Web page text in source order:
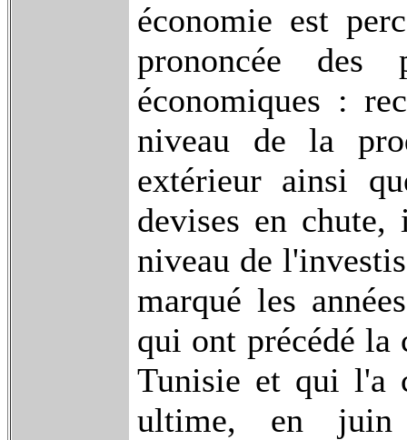
économie est
prononcée des
économiques :
niveau de la
extérieur ainsi
devises en
niveau de
marqué les
qui ont précédé la
Tunisie et qui l'a
ultime, en juin